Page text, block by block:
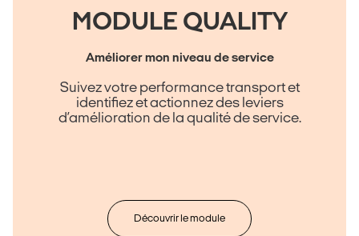
MODULE QUALITY
Améliorer mon niveau de service
Suivez votre performance transport et
identifiez et actionnez des leviers
d’amélioration de la qualité de service.
Découvrir le module